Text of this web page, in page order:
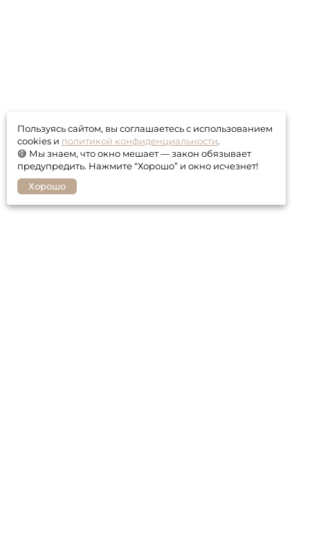
Пользуясь сайтом, вы соглашаетесь с использованием
cookies и политикой конфиденциальности.
😅 Мы знаем, что окно мешает — закон обязывает
предупредить. Нажмите “Хорошо” и окно исчезнет!
Хорошо